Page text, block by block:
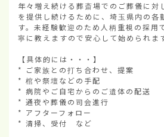
年々増え続ける葬斎場でのご葬儀に対
を提供し続けるために、埼玉県内の各
す。未経験歓迎のため人柄重視の採用
寧に教えますので安心して始められま
【具体的には・・・】
* ご家族との打ち合わせ、提案
* 棺や祭壇などの手配
* 病院やご自宅からのご遺体の配送
* 通夜や葬儀の司会進行
* アフターフォロー
* 清掃、受付　など